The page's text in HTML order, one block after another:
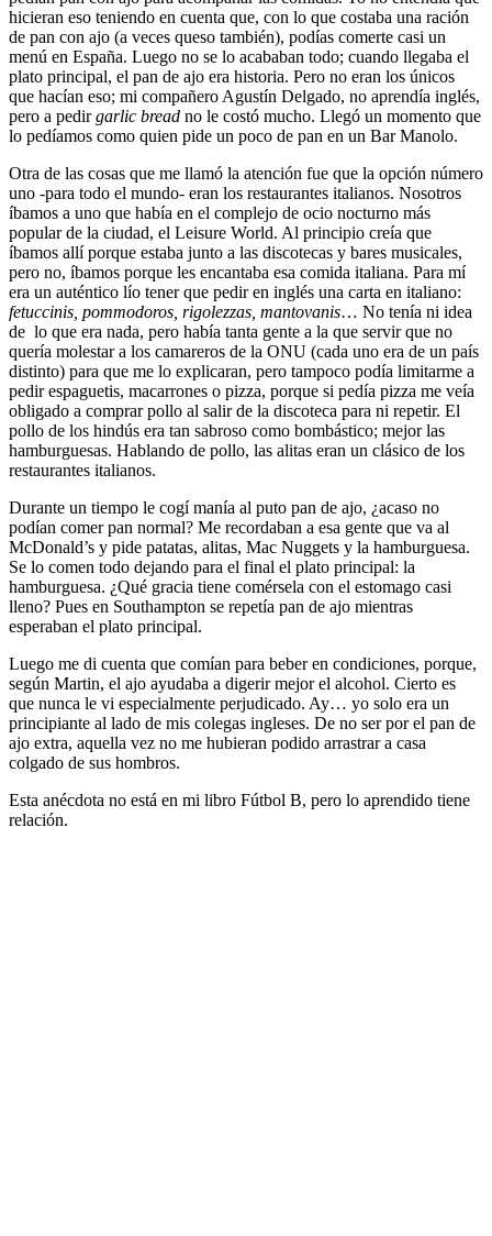
hicieran eso teniendo en cuenta que, con lo que costaba una ración
de pan con ajo (a veces queso también), podías comerte casi un
menú en España. Luego no se lo acababan todo; cuando llegaba el
plato principal, el pan de ajo era historia. Pero no eran los únicos
que hacían eso; mi compañero Agustín Delgado, no aprendía inglés,
pero a pedirgarlic bread no le costó mucho. Llegó un momento que
lo pedíamos como quien pide un poco de pan en un Bar Manolo.
Otra de las cosas que me llamó la atención fue que la opción número
uno -para todo el mundo- eran los restaurantes italianos. Nosotros
íbamos a uno que había en el complejo de ocio nocturno más
popular de la ciudad, el Leisure World. Al principio creía que
íbamos allí porque estaba junto a las discotecas y bares musicales,
pero no, íbamos porque les encantaba esa comida italiana. Para mí
era un auténtico lío tener que pedir en inglés una carta en italiano:
fetuccinis, pommodoros, rigolezzas, mantovanis… No tenía ni idea
de lo que era nada, pero había tanta gente a la que servir que no
quería molestar a los camareros de la ONU (cada uno era de un país
distinto) para que me lo explicaran, pero tampoco podía limitarme a
pedir espaguetis, macarrones o pizza, porque si pedía pizza me veía
obligado a comprar pollo al salir de la discoteca para ni repetir. El
pollo de los hindús era tan sabroso como bombástico; mejor las
hamburguesas. Hablando de pollo, las alitas eran un clásico de los
restaurantes italianos.
Durante un tiempo le cogí manía al puto pan de ajo, ¿acaso no
podían comer pan normal? Me recordaban a esa gente que va al
McDonald’s y pide patatas, alitas, Mac Nuggets y la hamburguesa.
Se lo comen todo dejando para el final el plato principal: la
hamburguesa. ¿Qué gracia tiene comérsela con el estomago casi
lleno? Pues en Southampton se repetía pan de ajo mientras
esperaban el plato principal.
Luego me di cuenta que comían para beber en condiciones, porque,
según Martin, el ajo ayudaba a digerir mejor el alcohol. Cierto es
que nunca le vi especialmente perjudicado. Ay… yo solo era un
principiante al lado de mis colegas ingleses. De no ser por el pan de
ajo extra, aquella vez no me hubieran podido arrastrar a casa
colgado de sus hombros.
Esta anécdota no está en mi libro Fútbol B, pero lo aprendido tiene
relación.